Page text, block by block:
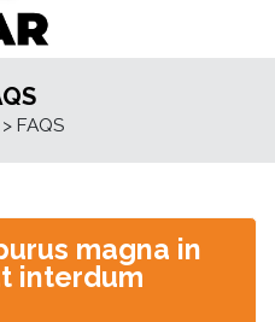
> FAQS
magna in
interdum